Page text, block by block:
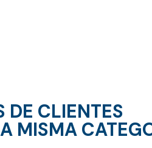
DE CLIENTES
MISMA